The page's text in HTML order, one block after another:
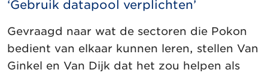
‘Gebruik datapool verplichten’
Gevraagd naar wat de sectoren die Pokon
bedient van elkaar kunnen leren, stellen Van
Ginkel en Van Dijk dat het zou helpen als